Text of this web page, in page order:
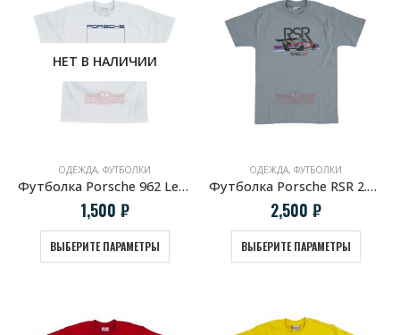
НЕТ В НАЛИЧИИ
ОДЕЖДА, ФУТБОЛКИ
Футболка Porsche 962 LeMans
1,500 ₽
ВЫБЕРИТЕ ПАРАМЕТРЫ
ОДЕЖДА, ФУТБОЛКИ
Футболка Porsche RSR 2.1 turbo
2,500 ₽
ВЫБЕРИТЕ ПАРАМЕТРЫ